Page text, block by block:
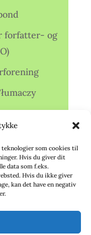
teknologier som cookies til
Hvis du giver dit
data som f.eks.
Hvis du ikke giver
kan det have en negativ
forfatter- og
(Ö.)
(ÖC)
(VdÜ)